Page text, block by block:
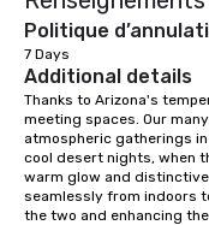
countless
with different people
down at each venue
traverse along the
experiences not only
ways to network, but
way to do so. Large Groups Welcome
Lip Smacking Foodie
groups, small or
Politique
7 Days
Additional details
Thanks to Arizona's
meeting spaces. Our
atmospheric gatherings
cool desert nights, when
warm glow and
seamlessly from indoors
the two and enhancing